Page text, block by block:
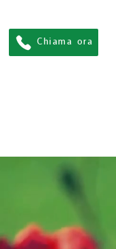
Chiama ora